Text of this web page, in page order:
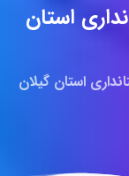
استان